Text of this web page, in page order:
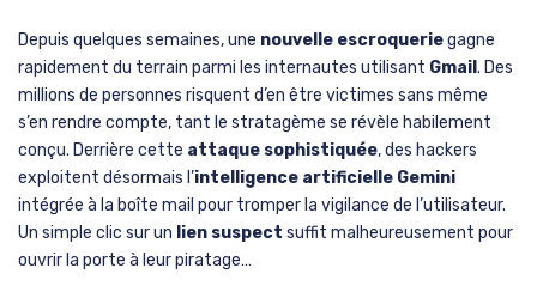
Depuis quelques semaines, une nouvelle escroqueriegagne
rapidement du terrain parmi les internautes utilisant Gmail . Des
millions de personnes risquent d’en être victimes sans même
s’en rendre compte, tant le stratagème se révèle habilement
conçu. Derrière cette attaque sophistiquée, des hackers
exploitent désormais l’intelligence artificielle Gemini
intégrée à la boîte mail pour tromper la vigilance de l’utilisateur.
Un simple clic sur un lien suspect suffit malheureusement pour
ouvrir la porte à leur piratage…